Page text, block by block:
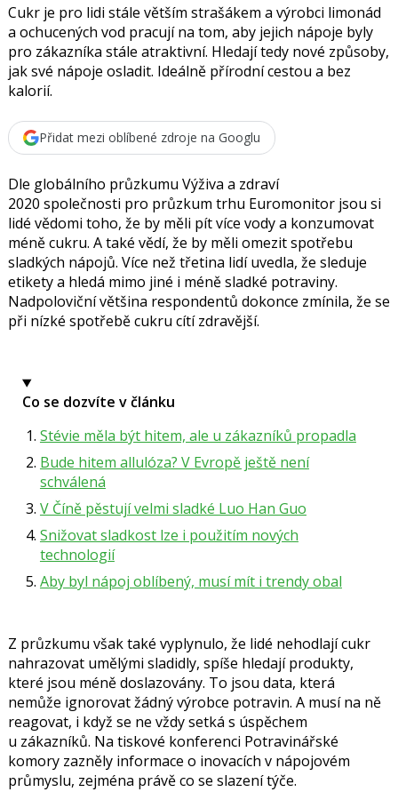
Cukr je pro lidi stále větším strašákem a výrobci limonád
a ochucených vod pracují na tom, aby jejich nápoje byly
pro zákazníka stále atraktivní. Hledají tedy nové způsoby,
jak své nápoje osladit. Ideálně přírodní cestou a bez
kalorií.
Přidat mezi oblíbené zdroje na Googlu
Dle globálního průzkumu Výživa a zdraví
2020 společnosti pro průzkum trhu Euromonitor jsou si
lidé vědomi toho, že by měli pít více vody a konzumovat
méně cukru. A také vědí, že by měli omezit spotřebu
sladkých nápojů. Více než třetina lidí uvedla, že sleduje
etikety a hledá mimo jiné i méně sladké potraviny.
Nadpoloviční většina respondentů dokonce zmínila, že se
při nízké spotřebě cukru cítí zdravější.
Co se dozvíte v článku
Stévie měla být hitem, ale u zákazníků propadla
Bude hitem allulóza? V Evropě ještě není
schválená
V Číně pěstují velmi sladké Luo Han Guo
Snižovat sladkost lze i použitím nových
technologií
Aby byl nápoj oblíbený, musí mít i trendy obal
Z průzkumu však také vyplynulo, že lidé nehodlají cukr
nahrazovat umělými sladidly, spíše hledají produkty,
které jsou méně doslazovány. To jsou data, která
nemůže ignorovat žádný výrobce potravin. A musí na ně
reagovat, i když se ne vždy setká s úspěchem
u zákazníků. Na tiskové konferenci Potravinářské
komory zazněly informace o inovacích v nápojovém
průmyslu, zejména právě co se slazení týče.